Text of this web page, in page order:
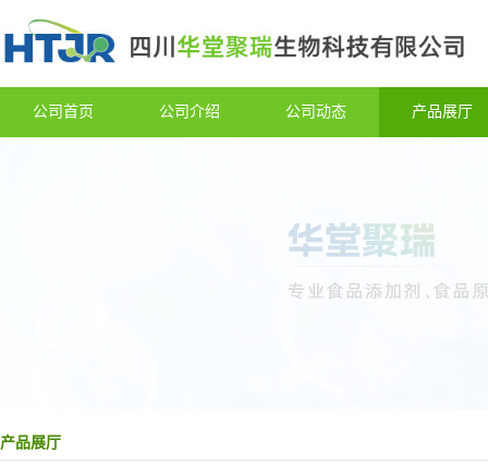
公司首页 公司介绍 公司动态 产品展厅
产品展厅